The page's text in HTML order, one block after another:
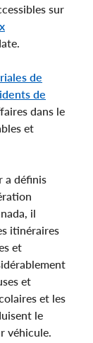
sur
de
de
dans le
et
a définis
il
itinéraires
et
et
et les
le
véhicule.